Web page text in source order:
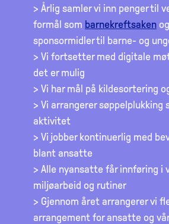
> Årlig samler vi inn penger til
formål som barnekreftsaken
sponsormidler til barne- og
> Vi fortsetter med digitale
det er mulig
> Vi har mål på kildesortering
> Vi arrangerer søppelplukking
aktivitet
> Vi jobber kontinuerlig med
blant ansatte
> Alle nyansatte får innføring i
miljøarbeid og rutiner
> Gjennom året arrangerer vi
arrangement for ansatte og